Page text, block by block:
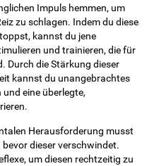
Impuls hemmen, um
zu schlagen. Indem du diese
kannst du jene
und trainieren, die für
Durch die Stärkung dieser
kannst du unangebrachtes
eine überlegte,
Herausforderung musst
dieser verschwindet.
um diesen rechtzeitig zu